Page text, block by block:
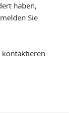
haben,
Sie